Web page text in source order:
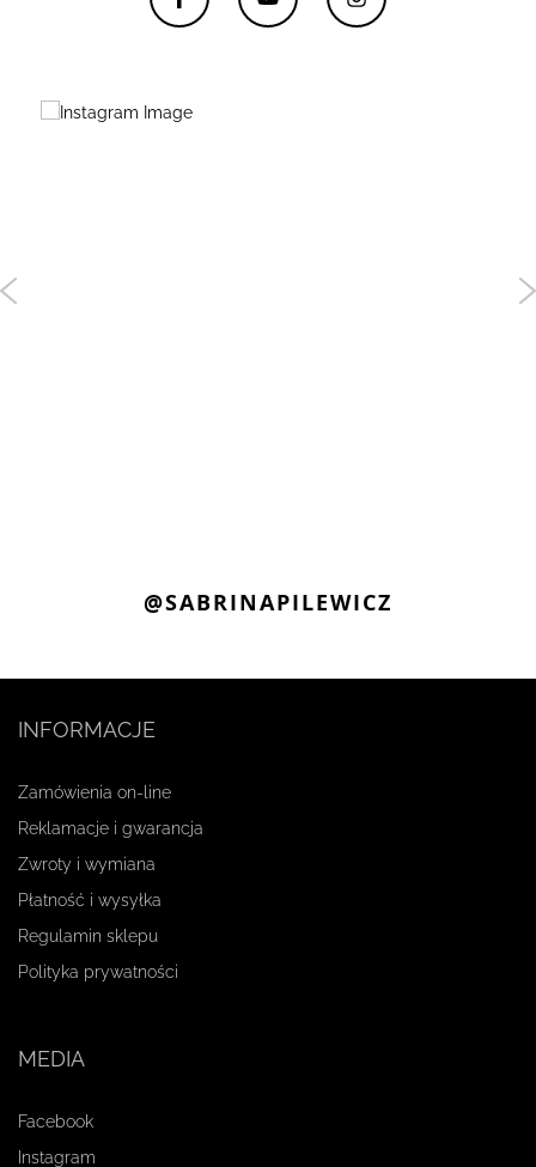
@SABRINAPILEWICZ
INFORMACJE
Zamówienia on-line
Reklamacje i gwarancja
Zwroty i wymiana
Płatność i wysyłka
Regulamin sklepu
Polityka prywatności
MEDIA
Facebook
Instagram